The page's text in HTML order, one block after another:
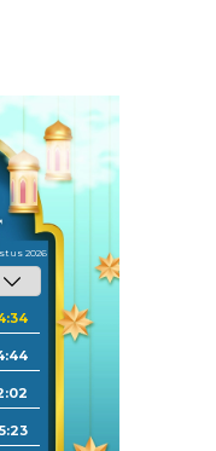
2026